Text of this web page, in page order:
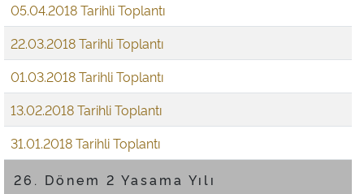
05.04.2018 Tarihli Toplantı
22.03.2018 Tarihli Toplantı
01.03.2018 Tarihli Toplantı
13.02.2018 Tarihli Toplantı
31.01.2018 Tarihli Toplantı
26. Dönem 2 Yasama Yılı